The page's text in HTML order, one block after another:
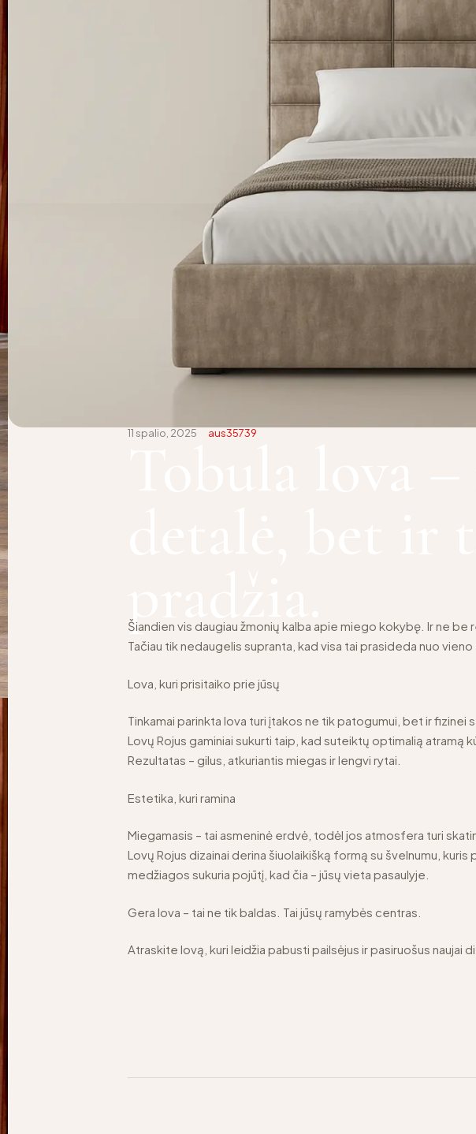
11 spalio, 2025 aus35739
pradžia.
Šiandien vis daugiau žmonių kalba apie miego kokybę. Ir ne
Tačiau tik nedaugelis supranta, kad visa tai prasideda nuo vieno
Lova, kuri prisitaiko prie jūsų
Tinkamai parinkta lova turi įtakos ne tik patogumui, bet ir fizinei
Lovų Rojus gaminiai sukurti taip, kad suteiktų optimalią atramą
Rezultatas – gilus, atkuriantis miegas ir lengvi rytai.
Estetika, kuri ramina
Miegamasis – tai asmeninė erdvė, todėl jos atmosfera turi
Lovų Rojus dizainai derina šiuolaikišką formą su švelnumu,
medžiagos sukuria pojūtį, kad čia – jūsų vieta pasaulyje.
Gera lova – tai ne tik baldas. Tai jūsų ramybės centras.
Atraskite lovą, kuri leidžia pabusti pailsėjus ir pasiruošus naujai